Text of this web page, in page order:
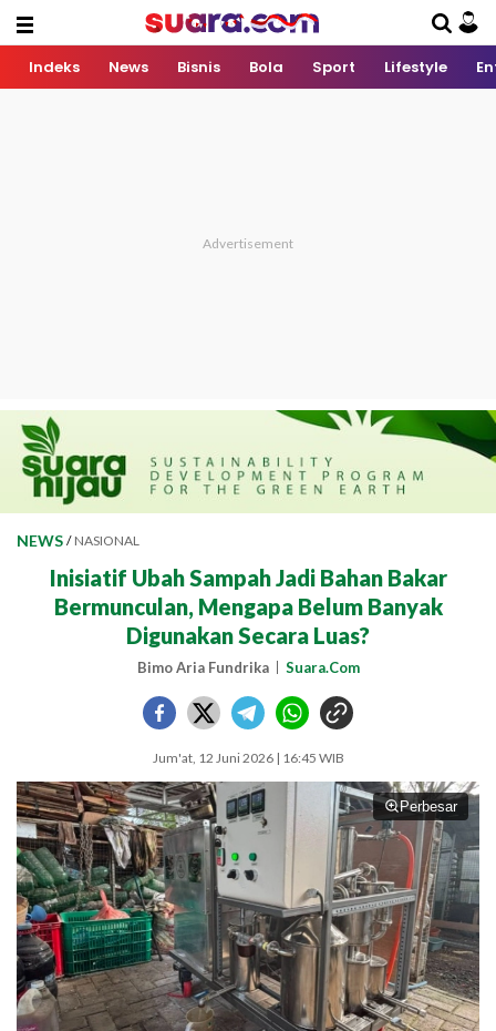
Indeks News Bisnis Bola Sport Lifestyle
NEWS / NASIONAL
Inisiatif Ubah Sampah Jadi Bahan Bakar
Bermunculan, Mengapa Belum Banyak
Digunakan Secara Luas?
Bimo Aria Fundrika Suara.Com
Jum'at, 12 Juni 2026 | 16:45 WIB
Perbesar